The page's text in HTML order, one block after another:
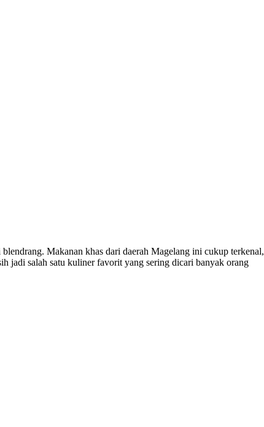
Makanan khas dari daerah Magelang ini cukup terkenal,
jadi salah satu kuliner favorit yang sering dicari banyak orang